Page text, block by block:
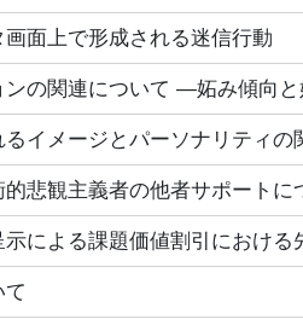
面上で形成される迷信行動
ンの関連について ―妬み傾向
イメージとパーソナリティの
悲観主義者の他者サポートに
による課題価値割引における
て